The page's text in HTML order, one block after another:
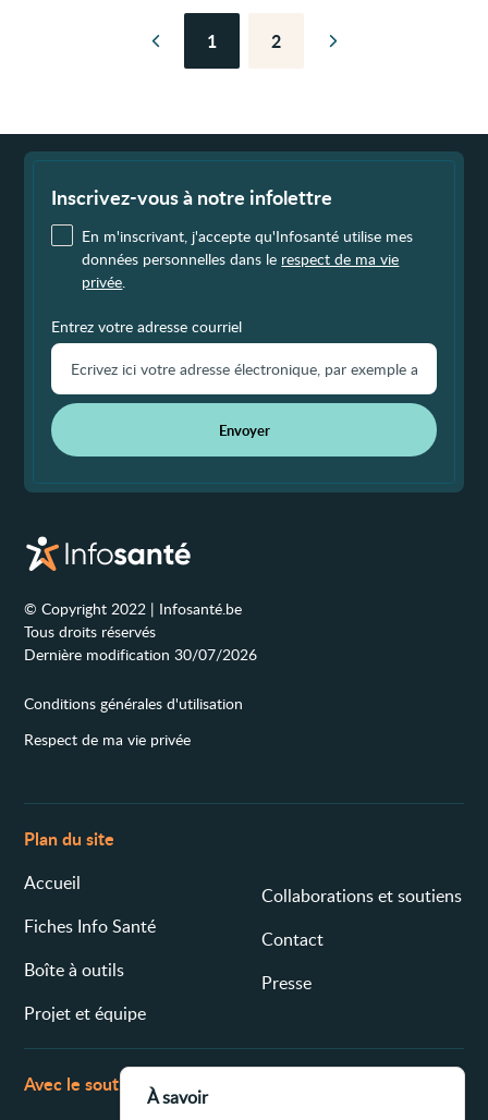
Page
précédente
Page
1 Page
2 Page
Inscrivez-vous à notre infolettre
En m'inscrivant, j'accepte qu'Infosanté utilise mes
données personnelles dans le respect de ma vie
privée.
Entrez votre adresse courriel
Envoyer
© Copyright 2022 | Infosanté.be
Tous droits réservés
Dernière modification 30/07/2026
Conditions générales d'utilisation
Respect de ma vie privée
Plan du site
Accueil
Fiches Info Santé
Boîte à outils
Projet et équipe
Collaborations et soutiens
Contact
Presse
Avec le soutien de
À savoir